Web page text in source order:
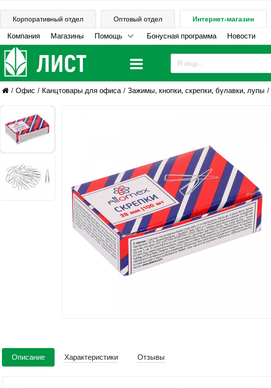
Корпоративный отдел Оптовый отдел Интернет-магазин
Компания Магазины Помощь Бонусная программа Новости
Офис Канцтовары для офиса Зажимы, кнопки, скрепки, булавки, лупы
Описание Характеристики Отзывы